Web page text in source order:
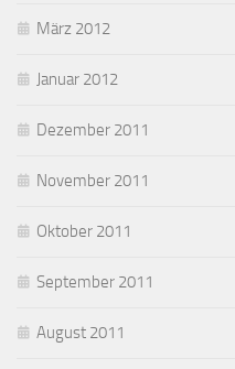
März 2012
Januar 2012
Dezember 2011
November 2011
Oktober 2011
September 2011
August 2011